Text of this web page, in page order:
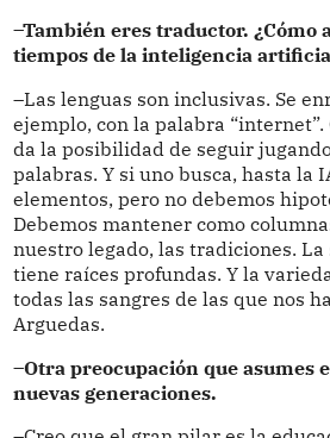
–También eres traductor. ¿Cómo
tiempos de la inteligencia
–Las lenguas son inclusivas. Se
ejemplo, con la palabra “internet”.
da la posibilidad de seguir
palabras. Y si uno busca, hasta la
elementos, pero no debemos
Debemos mantener como
nuestro legado, las tradiciones.
tiene raíces profundas. Y la
todas las sangres de las que nos
Arguedas.
–Otra preocupación que asumes
nuevas generaciones.